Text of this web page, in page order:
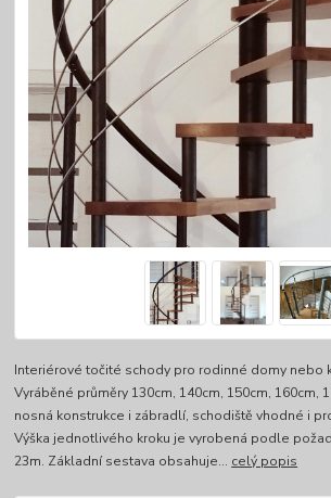
Interiérové točité schody pro rodinné domy nebo
Vyráběné průměry 130cm, 140cm, 150cm, 160cm,
nosná konstrukce i zábradlí, schodiště vhodné i
Výška jednotlivého kroku je vyrobená podle
23m. Základní sestava obsahuje... celý popis